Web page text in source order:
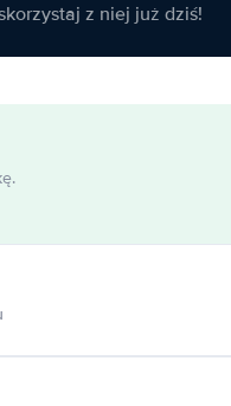
z niej już dziś!